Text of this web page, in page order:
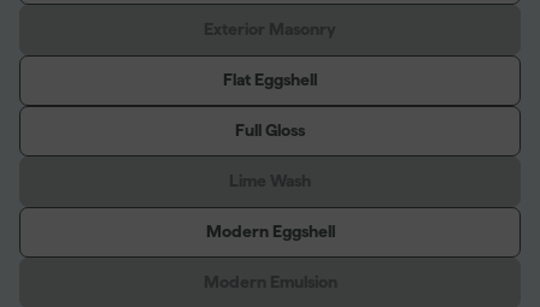
Flat Eggshell
Full Gloss
Modern Eggshell